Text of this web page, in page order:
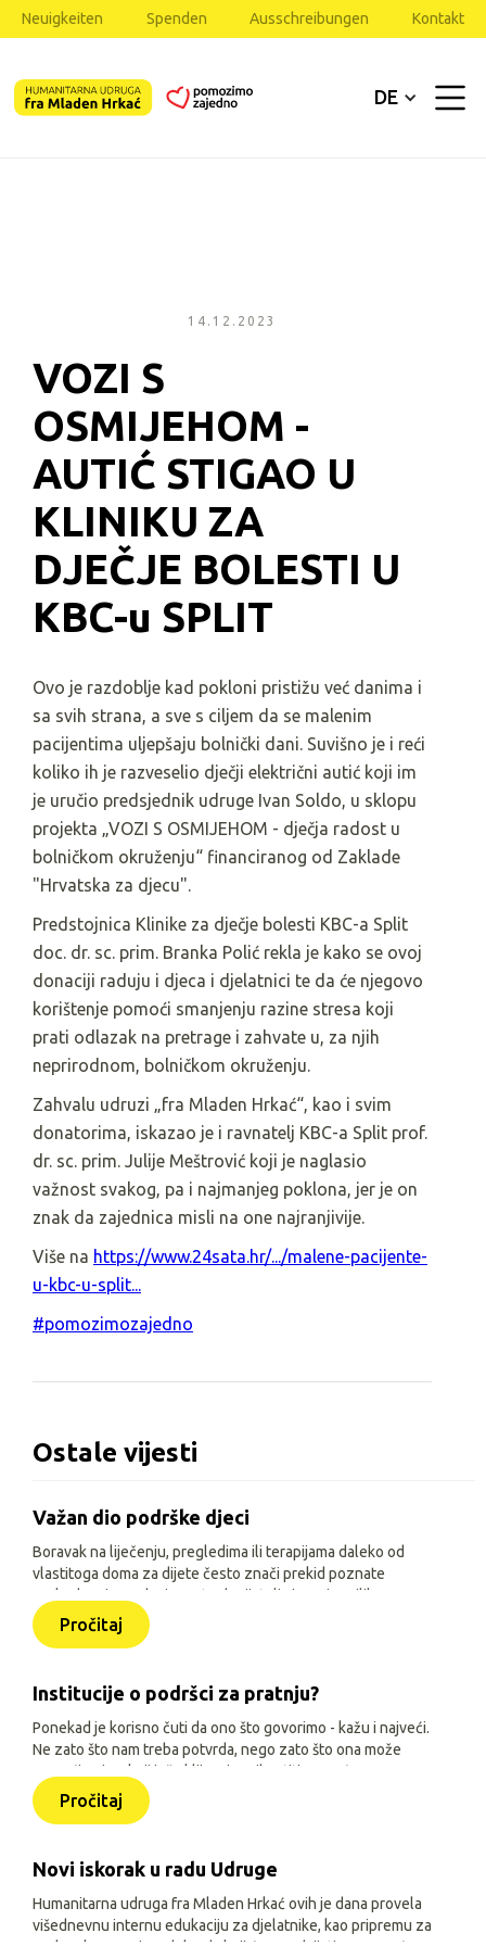
Neuigkeiten Spenden Ausschreibungen Kontakt
DE
14.12.2023
VOZI S
OSMIJEHOM -
AUTIĆ STIGAO U
KLINIKU ZA
DJEČJE BOLESTI U
KBC-u SPLIT
Ovo je razdoblje kad pokloni pristižu već danima i
sa svih strana, a sve s ciljem da se malenim
pacijentima uljepšaju bolnički dani. Suvišno je i reći
koliko ih je razveselio dječji električni autić koji im
je uručio predsjednik udruge Ivan Soldo, u sklopu
projekta „VOZI S OSMIJEHOM - dječja radost u
bolničkom okruženju“ financiranog od Zaklade
"Hrvatska za djecu".
Predstojnica Klinike za dječje bolesti KBC-a Split
doc. dr. sc. prim. Branka Polić rekla je kako se ovoj
donaciji raduju i djeca i djelatnici te da će njegovo
korištenje pomoći smanjenju razine stresa koji
prati odlazak na pretrage i zahvate u, za njih
neprirodnom, bolničkom okruženju.
Zahvalu udruzi „fra Mladen Hrkać“, kao i svim
donatorima, iskazao je i ravnatelj KBC-a Split prof.
dr. sc. prim. Julije Meštrović koji je naglasio
važnost svakog, pa i najmanjeg poklona, jer je on
znak da zajednica misli na one najranjivije.
Više na https://www.24sata.hr/.../malene-pacijente-
u-kbc-u-split...
#pomozimozajedno
Ostale vijesti
Važan dio podrške djeci
Boravak na liječenju, pregledima ili terapijama daleko od
vlastitoga doma za dijete često znači prekid poznate
svakodnevice, odvojenost od prijatelja i manje prilika za
igru, učenje i druženje. Zato je, uz siguran smještaj i
osnovne životne uvjete, važno djeci omogućiti sadržaje
Pročitaj
Institucije o podršci za pratnju?
Ponekad je korisno čuti da ono što govorimo - kažu i najveći.
Ne zato što nam treba potvrda, nego zato što ona može
pomoći onima koji još oklijevaju prihvatiti pomoć.
Pročitaj
Novi iskorak u radu Udruge
Humanitarna udruga fra Mladen Hrkać ovih je dana provela
višednevnu internu edukaciju za djelatnike, kao pripremu za